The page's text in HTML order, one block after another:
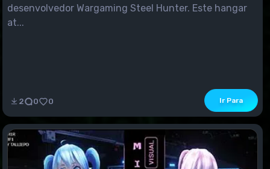
desenvolvedor Wargaming Steel Hunter. Este hangar
at...
2 0 0 Ir Para